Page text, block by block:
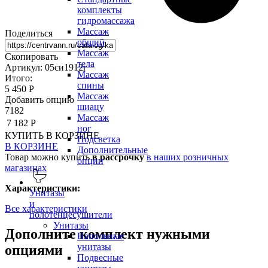
комплекты
гидромассажа
Массаж
общий
Массаж
тела
Массаж
спины
Массаж
шиацу
Массаж
ног
Подсветка
Дополнительные
опции
Унитазы
и
полотенцесушители
Унитазы
Напольные
унитазы
Подвесные
Поделиться
Скопировать
Артикул: 05си1912г
Итого:
5 450 Р
Добавить опцию
7182
7 182 Р
КУПИТЬ В КОРЗИНЕ
В КОРЗИНЕ
Товар можно купитьв рассрочку в наших розничных
магазинах
Характеристики:
Все характеристики
Дополните комплект нужными
опциями